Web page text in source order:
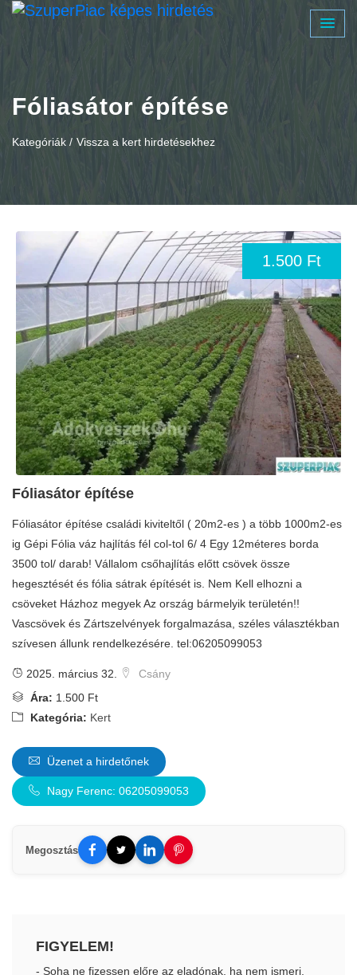
Fóliasátor építése
Kategóriák / Vissza a kert hirdetésekhez
1.500 Ft
Fóliasátor építése
Fóliasátor építése családi kiviteltől ( 20m2-es ) a több 1000m2-es
ig Gépi Fólia váz hajlítás fél col-tol 6/ 4 Egy 12méteres borda
3500 tol/ darab! Vállalom csőhajlítás előtt csövek össze
hegesztését és fólia sátrak építését is. Nem Kell elhozni a
csöveket Házhoz megyek Az ország bármelyik területén!!
Vascsövek és Zártszelvények forgalmazása, széles választékban
szívesen állunk rendelkezésére. tel:06205099053
2025. március 32.
Csány
Ára: 1.500 Ft
Kategória: Kert
Üzenet a hirdetőnek
Nagy Ferenc: 06205099053
Megosztás
FIGYELEM!
- Soha ne fizessen előre az eladónak, ha nem ismeri.